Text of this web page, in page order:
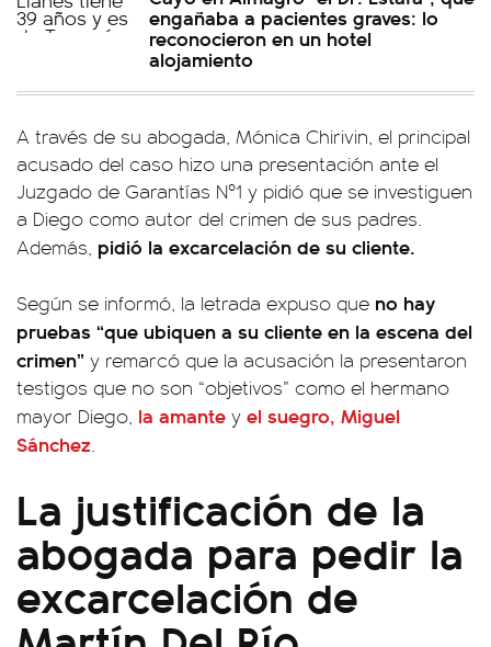
engañaba a pacientes graves: lo
reconocieron en un hotel
alojamiento
A través de su abogada, Mónica Chirivin, el principal
acusado del caso hizo una presentación ante el
Juzgado de Garantías Nº1 y pidió que se investiguen
a Diego como autor del crimen de sus padres.
Además, pidió la excarcelación de su cliente.
Según se informó, la letrada expuso que no hay
pruebas “que ubiquen a su cliente en la escena del
crimen” y remarcó que la acusación la presentaron
testigos que no son “objetivos” como el hermano
mayor Diego, la amante y el suegro, Miguel
Sánchez.
La justificación de la
abogada para pedir la
excarcelación de